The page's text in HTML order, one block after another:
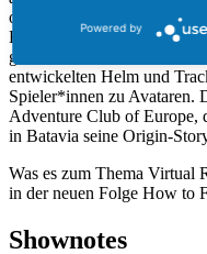
orientieren. Diese
Handschuhen oder
geht man aber noch einen
entwickelten Helm und
Spieler*innen zu Avataren.
Adventure Club of Europe,
in Batavia seine Origin-
Was es zum Thema Virtual
in der neuen Folge How to
Shownotes
Powered by